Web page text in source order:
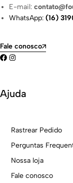
E-mail:
WhatsApp:(16)
Fale conosco
Ajuda
Rastrear Pedido
Perguntas
Nossa loja
Fale conosco